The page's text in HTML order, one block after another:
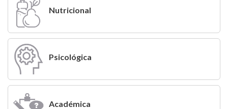
Nutricional
Psicológica
Académica